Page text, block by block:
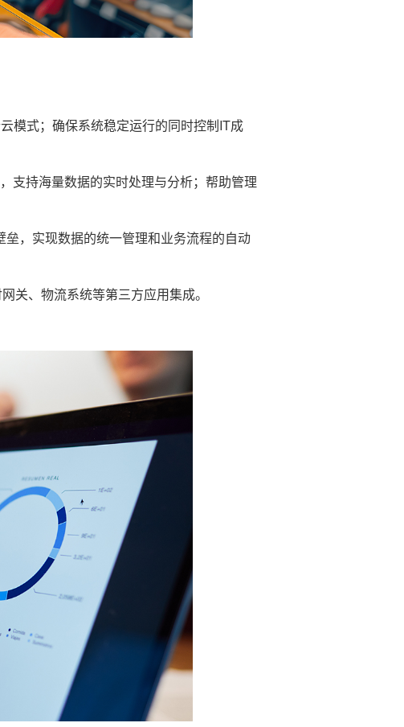
模式；确保系统稳定运行的同时控制IT成
支持海量数据的实时处理与分析；帮助管理
，实现数据的统一管理和业务流程的自动
关、物流系统等第三方应用集成。